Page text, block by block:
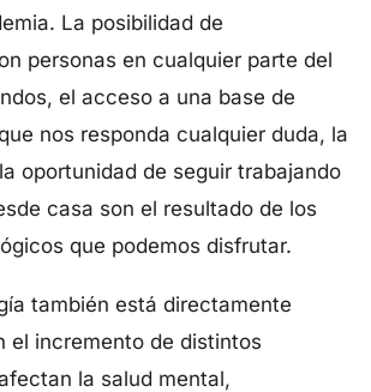
La posibilidad de
personas en cualquier parte del
el acceso a una base de
nos responda cualquier duda, la
oportunidad de seguir trabajando
casa son el resultado de los
que podemos disfrutar.
también está directamente
el incremento de distintos
la salud mental,